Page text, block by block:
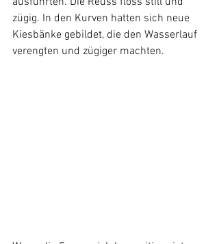
zügig. In den Kurven hatten sich neue
Kiesbänke gebildet, die den Wasserlauf
verengten und zügiger machten.